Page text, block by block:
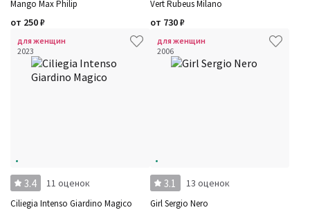
Mango Max Philip
от 250₽
Vert Rubeus Milano
от 730₽
для женщин
2023
3.4 11 оценок
Ciliegia Intenso Giardino Magico
для женщин
2006
3.1 13 оценок
Girl Sergio Nero